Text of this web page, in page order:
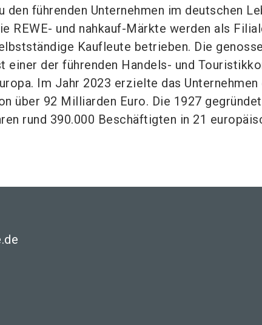
den führenden Unternehmen im deutschen
REWE- und nahkauf-Märkte werden als
Kaufleute betrieben. Die
einer der führenden Handels- und
Im Jahr 2023 erzielte das
über 92 Milliarden Euro. Die 1927
rund 390.000 Beschäftigten in 21